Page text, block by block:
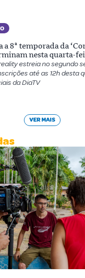
a 8ª temporada da
nesta quarta-
estreia no segundo
até as 12h desta
da DiaTV
VER MAIS